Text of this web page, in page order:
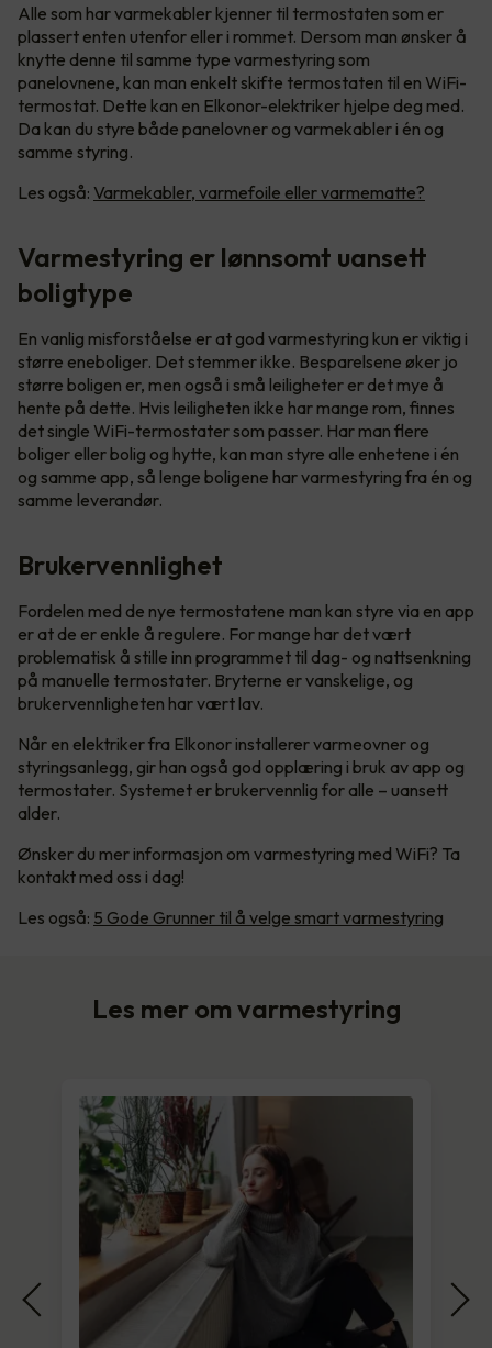
Alle som har varmekabler kjenner til termostaten som er
plassert enten utenfor eller i rommet. Dersom man ønsker å
knytte denne til samme type varmestyring som
panelovnene, kan man enkelt skifte termostaten til en WiFi-
termostat. Dette kan en Elkonor-elektriker hjelpe deg med.
Da kan du styre både panelovner og varmekabler i én og
samme styring.
Les også: Varmekabler, varmefoile eller varmematte?
Varmestyring er lønnsomt uansett
boligtype
En vanlig misforståelse er at god varmestyring kun er viktig i
større eneboliger. Det stemmer ikke. Besparelsene øker jo
større boligen er, men også i små leiligheter er det mye å
hente på dette. Hvis leiligheten ikke har mange rom, finnes
det single WiFi-termostater som passer. Har man flere
boliger eller bolig og hytte, kan man styre alle enhetene i én
og samme app, så lenge boligene har varmestyring fra én og
samme leverandør.
Brukervennlighet
Fordelen med de nye termostatene man kan styre via en app
er at de er enkle å regulere. For mange har det vært
problematisk å stille inn programmet til dag- og nattsenkning
på manuelle termostater. Bryterne er vanskelige, og
brukervennligheten har vært lav.
Når en elektriker fra Elkonor installerer varmeovner og
styringsanlegg, gir han også god opplæring i bruk av app og
termostater. Systemet er brukervennlig for alle – uansett
alder.
Ønsker du mer informasjon om varmestyring med WiFi? Ta
kontakt med oss i dag!
Les også: 5 Gode Grunner til å velge smart varmestyring
Les mer om varmestyring